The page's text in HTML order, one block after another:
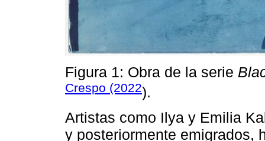
Figura 1: Obra de la serie
Crespo (2022).
Artistas como Ilya y Emilia
y posteriormente emigrados,